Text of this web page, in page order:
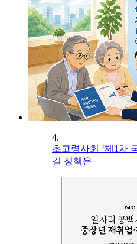
4.
초고령사회 ‘제1차
길 정책은